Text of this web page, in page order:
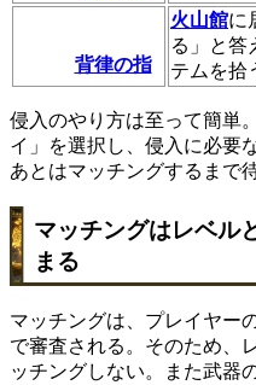
背律の指
火山館に
る」と答
テムを拾
侵入のやり方は至って簡単
イ」を選択し、侵入に必要
あとはマッチングするまで
マッチングはレベル
まる
マッチングは、プレイヤー
で審査される。そのため、
ッチングしない。また武器